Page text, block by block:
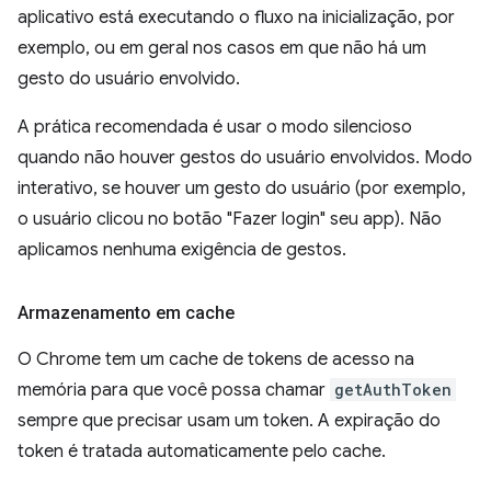
aplicativo está executando o fluxo na inicialização, por
exemplo, ou em geral nos casos em que não há um
gesto do usuário envolvido.
A prática recomendada é usar o modo silencioso
quando não houver gestos do usuário envolvidos. Modo
interativo, se houver um gesto do usuário (por exemplo,
o usuário clicou no botão "Fazer login" seu app). Não
aplicamos nenhuma exigência de gestos.
Armazenamento em cache
O Chrome tem um cache de tokens de acesso na
memória para que você possa chamar getAuthToken
sempre que precisar usam um token. A expiração do
token é tratada automaticamente pelo cache.